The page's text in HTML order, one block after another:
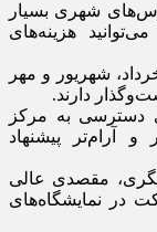
شهری بسیار
هزینه‌های
شهریور و مهر
دارند.
دسترسی به مرکز
آرام‌تر پیشنهاد
مقصدی عالی
در نمایشگاه‌های